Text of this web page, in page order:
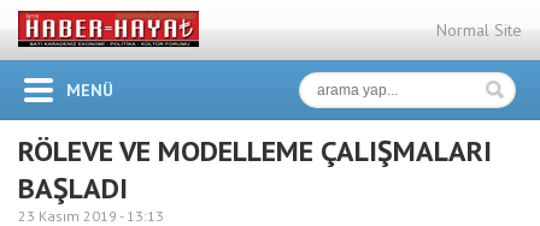
Normal Site
MENÜ
RÖLEVE VE MODELLEME ÇALIŞMALARI
BAŞLADI
23 Kasım 2019 - 13:13